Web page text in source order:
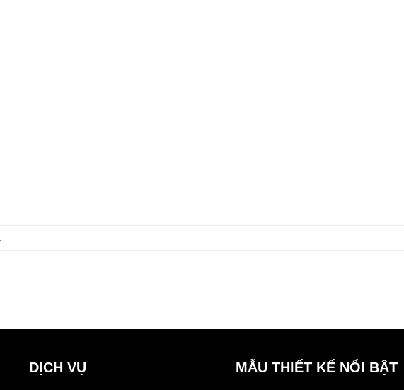
DỊCH VỤ MẪU THIẾT KẾ NỔI BẬT